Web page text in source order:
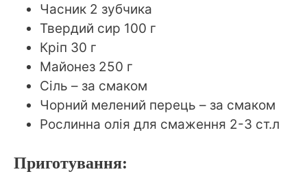
Часник 2 зубчика
Твердий сир 100 г
Кріп 30 г
Майонез 250 г
Сіль – за смаком
Чорний мелений перець – за смаком
Рослинна олія для смаження 2-3 ст.л
Приготування: